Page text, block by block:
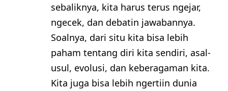
sebaliknya, kita harus terus ngejar,
ngecek, dan debatin jawabannya.
Soalnya, dari situ kita bisa lebih
paham tentang diri kita sendiri, asal-
usul, evolusi, dan keberagaman kita.
Kita juga bisa lebih ngertiin dunia